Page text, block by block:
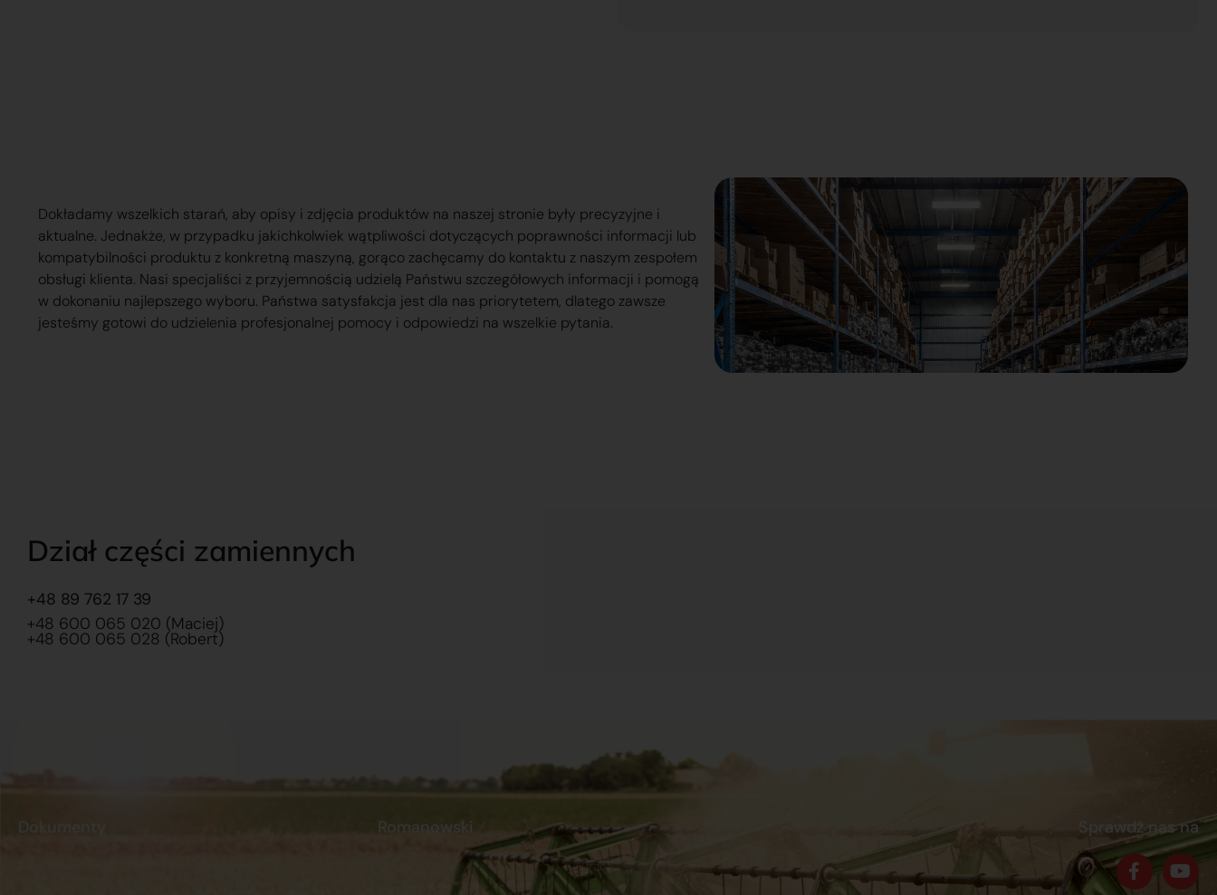
Dokładamy wszelkich starań, aby opisy i zdjęcia produktów na naszej stronie były precyzyjne i
aktualne. Jednakże, w przypadku jakichkolwiek wątpliwości dotyczących poprawności informacji lub
kompatybilności produktu z konkretną maszyną, gorąco zachęcamy do kontaktu z naszym zespołem
obsługi klienta. Nasi specjaliści z przyjemnością udzielą Państwu szczegółowych informacji i pomogą
w dokonaniu najlepszego wyboru. Państwa satysfakcja jest dla nas priorytetem, dlatego zawsze
jesteśmy gotowi do udzielenia profesjonalnej pomocy i odpowiedzi na wszelkie pytania.
Dział części zamiennych
+48 89 762 17 39
+48 600 065 020 (Maciej)
+48 600 065 028 (Robert)
Dokumenty Romanowski
Praca
Sprawdź nas na